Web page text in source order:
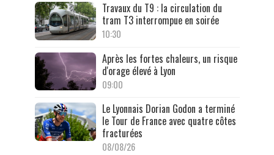
Travaux du T9 : la circulation du
tram T3 interrompue en soirée
10:30
Après les fortes chaleurs, un risque
d'orage élevé à Lyon
09:00
Le Lyonnais Dorian Godon a terminé
le Tour de France avec quatre côtes
fracturées
08/08/26